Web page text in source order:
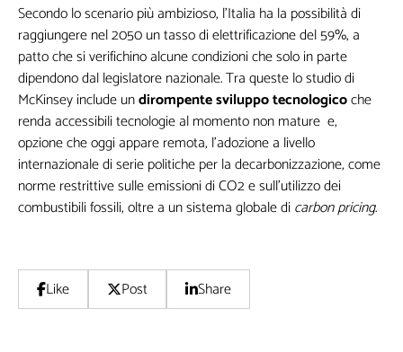
Secondo lo scenario più ambizioso, l’Italia ha la possibilità di
raggiungere nel 2050 un tasso di elettrificazione del 59%, a
patto che si verifichino alcune condizioni che solo in parte
dipendono dal legislatore nazionale. Tra queste lo studio di
McKinsey include undirompente sviluppo tecnologicoche
renda accessibili tecnologie al momento non mature e,
opzione che oggi appare remota, l’adozione a livello
internazionale di serie politiche per la decarbonizzazione, come
norme restrittive sulle emissioni di CO2 e sull’utilizzo dei
combustibili fossili, oltre a un sistema globale dicarbon pricing.
Like Post Share